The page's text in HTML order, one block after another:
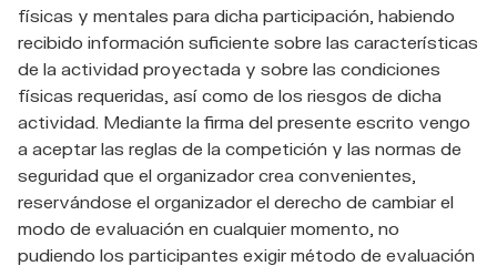
físicas y mentales para dicha participación, habiendo
recibido información suficiente sobre las características
de la actividad proyectada y sobre las condiciones
físicas requeridas, así como de los riesgos de dicha
actividad. Mediante la firma del presente escrito vengo
a aceptar las reglas de la competición y las normas de
seguridad que el organizador crea convenientes,
reservándose el organizador el derecho de cambiar el
modo de evaluación en cualquier momento, no
pudiendo los participantes exigir método de evaluación